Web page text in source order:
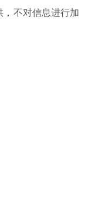
不对信息进行加